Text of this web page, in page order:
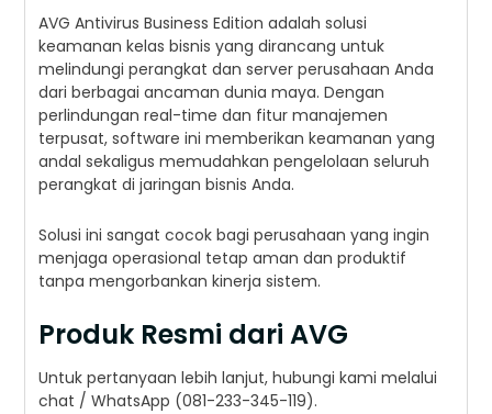
AVG Antivirus Business Edition adalah solusi
keamanan kelas bisnis yang dirancang untuk
melindungi perangkat dan server perusahaan Anda
dari berbagai ancaman dunia maya. Dengan
perlindungan real-time dan fitur manajemen
terpusat, software ini memberikan keamanan yang
andal sekaligus memudahkan pengelolaan seluruh
perangkat di jaringan bisnis Anda.
Solusi ini sangat cocok bagi perusahaan yang ingin
menjaga operasional tetap aman dan produktif
tanpa mengorbankan kinerja sistem.
Produk Resmi dari AVG
Untuk pertanyaan lebih lanjut, hubungi kami melalui
chat / WhatsApp (081-233-345-119).